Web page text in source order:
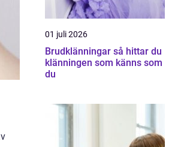
01 juli 2026
Brudklänningar så hittar du
klänningen som känns som
du